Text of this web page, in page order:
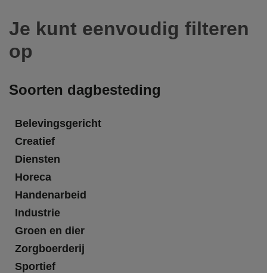
Je kunt eenvoudig filteren
op
Soorten dagbesteding
Belevingsgericht
Creatief
Diensten
Horeca
Handenarbeid
Industrie
Groen en dier
Zorgboerderij
Sportief